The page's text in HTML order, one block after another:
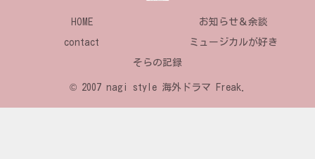
HOME お知らせ＆余談
contact ミュージカルが好き
そらの記録
© 2007 nagi style 海外ドラマ Freak.